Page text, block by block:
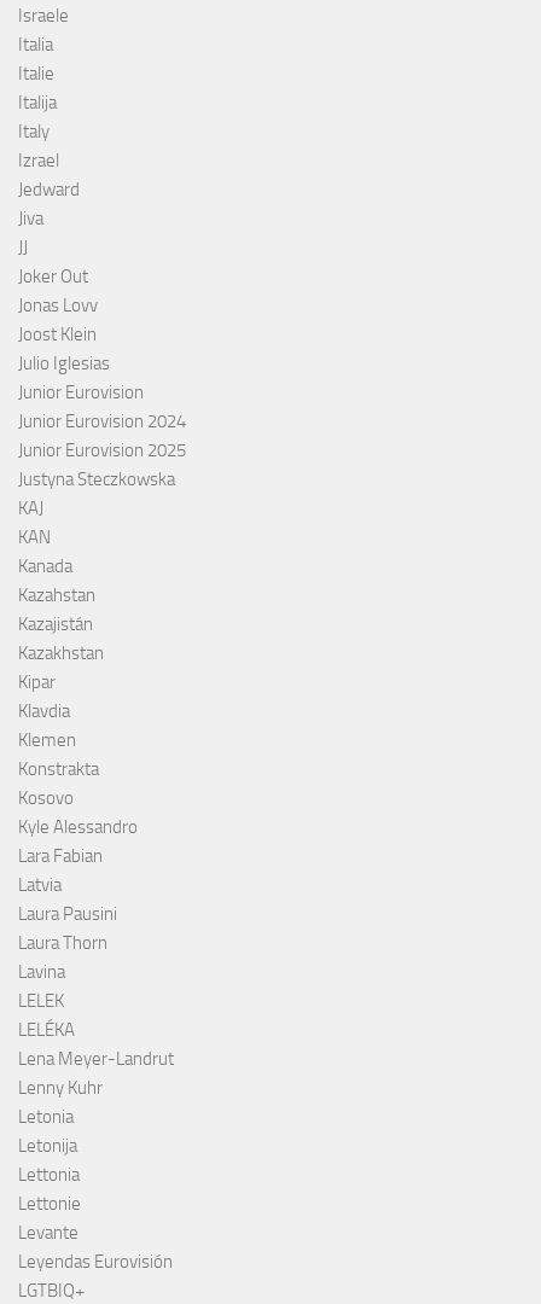
Israele
Italia
Italie
Italija
Italy
Izrael
Jedward
Jiva
JJ
Joker Out
Jonas Lovv
Joost Klein
Julio Iglesias
Junior Eurovision
Junior Eurovision 2024
Junior Eurovision 2025
Justyna Steczkowska
KAJ
KAN
Kanada
Kazahstan
Kazajistán
Kazakhstan
Kipar
Klavdia
Klemen
Konstrakta
Kosovo
Kyle Alessandro
Lara Fabian
Latvia
Laura Pausini
Laura Thorn
Lavina
LELEK
LELÉKA
Lena Meyer-Landrut
Lenny Kuhr
Letonia
Letonija
Lettonia
Lettonie
Levante
Leyendas Eurovisión
LGTBIQ+